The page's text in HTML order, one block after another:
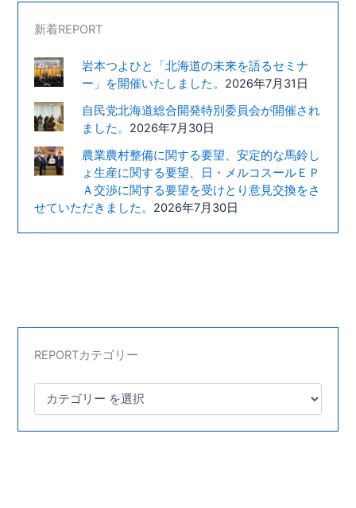
新着REPORT
岩本つよひと「北海道の未来を語るセミナ
ー」を開催いたしました。 2026年7月31日
自民党北海道総合開発特別委員会が開催され
ました。 2026年7月30日
農業農村整備に関する要望、安定的な馬鈴し
ょ生産に関する要望、日・メルコスールＥＰ
Ａ交渉に関する要望を受けとり意見交換をさ
せていただきました。 2026年7月30日
REPORTカテゴリー